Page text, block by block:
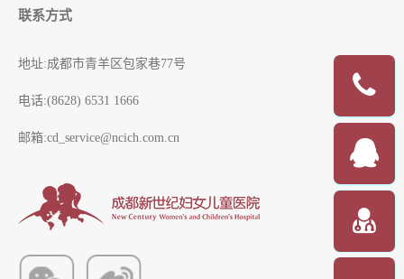
联系方式
地址:成都市青羊区包家巷77号
电话:(8628) 6531 1666
邮箱:cd_service@ncich.com.cn